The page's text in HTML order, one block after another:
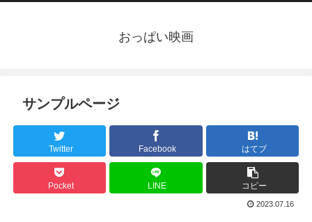
おっぱい映画
サンプルページ
Twitter Facebook はてブ
Pocket LINE コピー
2023.07.16